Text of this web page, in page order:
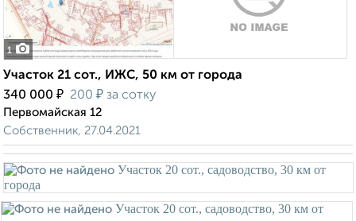
1
Участок 21 сот., ИЖС, 50 км от города
340 000 ₽ 200 ₽ за сотку
Первомайская 12
Собственник, 27.04.2021